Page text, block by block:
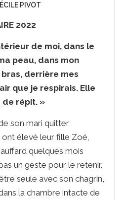
PIVOT
2022
de moi, dans le
peau, dans mon
derrière mes
que je respirais. Elle
de répit. »
son mari quitter
élevé leur fille Zoé,
quelques mois
un geste pour le retenir.
seule avec son chagrin,
la chambre intacte de